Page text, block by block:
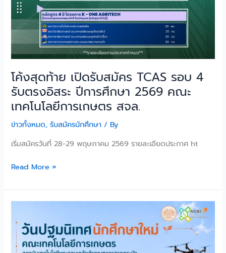
โค้งสุดท้าย เปิดรับสมัคร TCAS รอบ 4
รับตรงอิสระ ปีการศึกษา 2569 คณะ
เทคโนโลยีการเกษตร สจล.
ข่าวทั้งหมด,รับสมัครนักศึกษา / By
เริ่มสมัครวันที่ 28-29 พฤษภาคม 2569 รายละเอียดประกาศ ht
การ
ศึกษา
2569
คณะ
เทคโนโลยี
สจล.
Read More »
24
มิ.ย.